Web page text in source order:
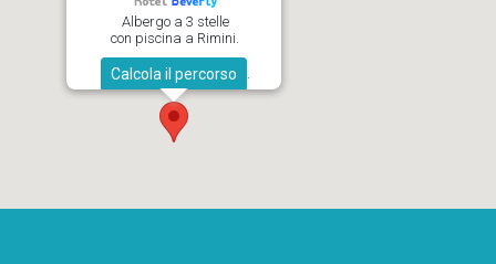
Albergo a 3 stelle
con piscina a Rimini.
Calcola il percorso